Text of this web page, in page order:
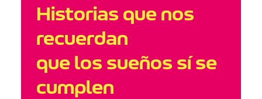
Historias que nos
recuerdan
que los sueños sí se
cumplen